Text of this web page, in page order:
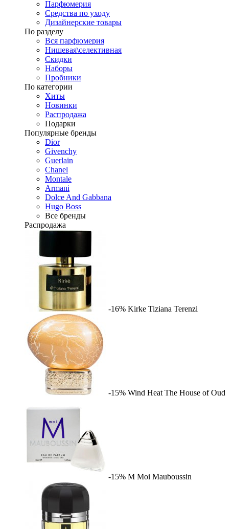
Парфюмерия
Средства по уходу
Дизайнерские товары
По разделу
Вся парфюмерия
Нишевая\селективная
Скидки
Наборы
Пробники
По категории
Хиты
Новинки
Распродажа
Подарки
Популярные бренды
Dior
Givenchy
Guerlain
Chanel
Montale
Armani
Dolce And Gabbana
Hugo Boss
Все бренды
Распродажа
-16% Kirke Tiziana Terenzi
-15% Wind Heat The House of Oud
-15% M Moi Mauboussin